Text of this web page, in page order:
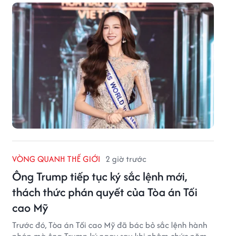
VÒNG QUANH THẾ GIỚI 2 giờ trước
Ông Trump tiếp tục ký sắc lệnh mới,
thách thức phán quyết của Tòa án Tối
cao Mỹ
Trước đó, Tòa án Tối cao Mỹ đã bác bỏ sắc lệnh hành